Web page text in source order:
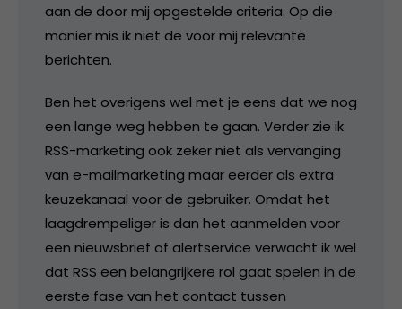
aan de door mij opgestelde criteria. Op die
manier mis ik niet de voor mij relevante
berichten.
Ben het overigens wel met je eens dat we nog
een lange weg hebben te gaan. Verder zie ik
RSS-marketing ook zeker niet als vervanging
van e-mailmarketing maar eerder als extra
keuzekanaal voor de gebruiker. Omdat het
laagdrempeliger is dan het aanmelden voor
een nieuwsbrief of alertservice verwacht ik wel
dat RSS een belangrijkere rol gaat spelen in de
eerste fase van het contact tussen